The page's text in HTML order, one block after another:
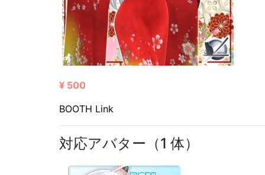
¥ 500
BOOTH Link
対応アバター（1 体）